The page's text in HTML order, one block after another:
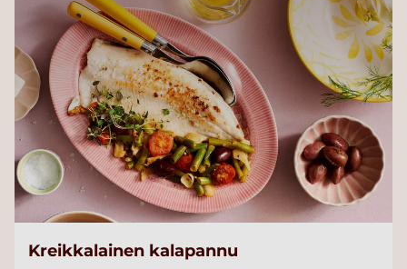
Kreikkalainen kalapannu